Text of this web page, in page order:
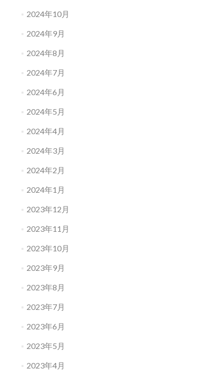
2024年10月
2024年9月
2024年8月
2024年7月
2024年6月
2024年5月
2024年4月
2024年3月
2024年2月
2024年1月
2023年12月
2023年11月
2023年10月
2023年9月
2023年8月
2023年7月
2023年6月
2023年5月
2023年4月